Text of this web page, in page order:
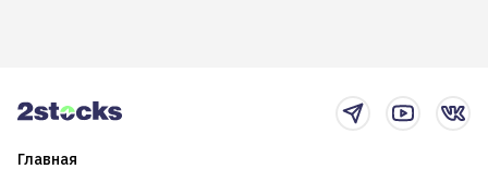
Главная